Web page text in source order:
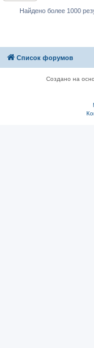
Найдено более 1000
Список форумов
Создано на